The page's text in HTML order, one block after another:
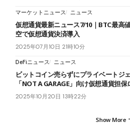
マーケットニュース ニュース
仮想通貨最新ニュース7/10｜BTC最高
空で仮想通貨決済導入
2025年07月10日 21時10分
DeFiニュース ニュース
ビットコイン売らずにプライベート
「NOT A GARAGE」向け仮想通貨担
2025年10月20日 13時22分
Show More